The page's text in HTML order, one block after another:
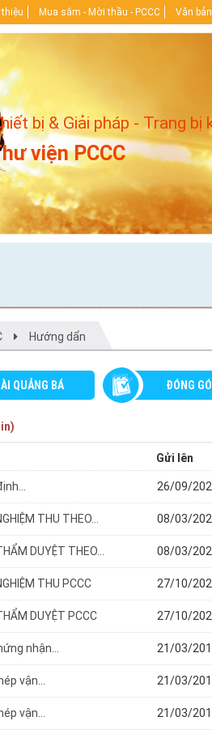
bị & Giải pháp - Trang bị
viện PCCC
Mua sắm - Mời thầu - PCCC Văn
Hướng dẩn
QUẢNG BÁ ĐÓNG
Gửi lên
26/09/
THU THEO... 08/03/
DUYỆT THEO... 08/03/
THU PCCC 27/10/
DUYỆT PCCC 27/10/
nhận... 21/03/
vận... 21/03/
vận... 21/03/